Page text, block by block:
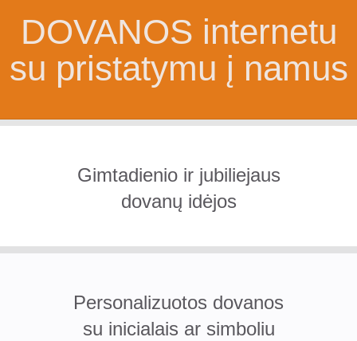
DOVANOS internetu
su pristatymu į namus
Gimtadienio ir jubiliejaus
dovanų idėjos
Personalizuotos dovanos
su inicialais ar simboliu